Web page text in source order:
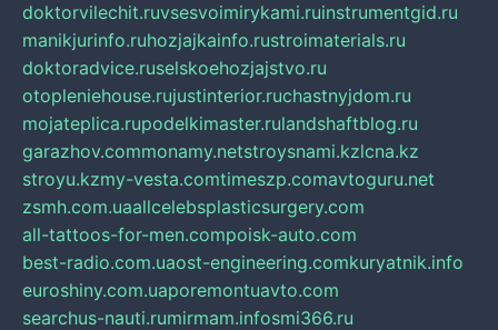
doktorvilechit.ruvsesvoimirykami.ruinstrumentgid.ru
manikjurinfo.ruhozjajkainfo.rustroimaterials.ru
doktoradvice.ruselskoehozjajstvo.ru
otopleniehouse.rujustinterior.ruchastnyjdom.ru
mojateplica.rupodelkimaster.rulandshaftblog.ru
garazhov.commonamy.netstroysnami.kzlcna.kz
stroyu.kzmy-vesta.comtimeszp.comavtoguru.net
zsmh.com.uaallcelebsplasticsurgery.com
all-tattoos-for-men.compoisk-auto.com
best-radio.com.uaost-engineering.comkuryatnik.info
euroshiny.com.uaporemontuavto.com
searchus-nauti.rumirmam.infosmi366.ru